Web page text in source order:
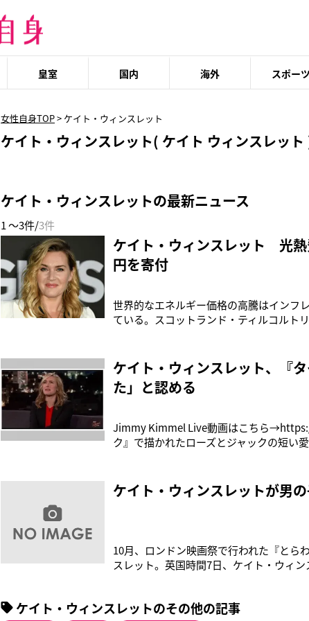
皇室 国内 海外 スポーツ
女性自身TOP> ケイト・ウィンスレット
ケイト・ウィンスレット( ケイト ウィンスレット
ケイト・ウィンスレットの最新ニュース
1 ～3件/3件
ケイト・ウィンスレット 光
円を寄付
世界的なエネルギー価格の高騰はインフ
ている。スコットランド・ティルコルト
る24時間の自宅看護を受けている。キ
バイタルモニターや痰の吸入器、
ケイト・ウィンスレット、『
た」と認める
Jimmy Kimmel Live動画はこちら
ク』で描かれたローズとジャックの短い
悲恋の象徴として映画史に残る伝説と
ケイト・ウィンスレットが男
10月、ロンドン映画祭で行われた『とら
スレット。英国時間7日、ケイト・ウィ
女ミア（13）を、2人目の夫サム・メン
婚した3人目の夫ネ
ケイト・ウィンスレットのその他の記事